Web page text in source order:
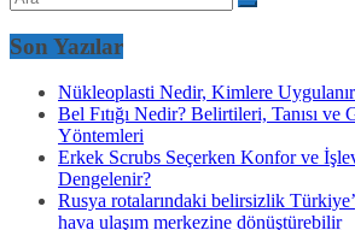
Son Yazılar
Nükleoplasti Nedir, Kimlere
Bel Fıtığı Nedir? Belirtileri, Tanısı ve
Yöntemleri
Erkek Scrubs Seçerken Konfor ve
Dengelenir?
Rusya rotalarındaki belirsizlik
hava ulaşım merkezine dönüştürebilir